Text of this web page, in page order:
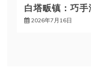
白塔畈镇：巧
2026年7月16日